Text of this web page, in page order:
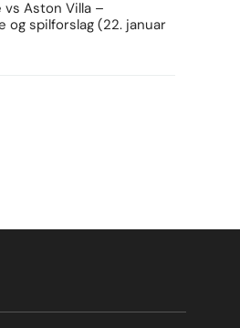
vs Aston Villa –
og spilforslag (22. januar